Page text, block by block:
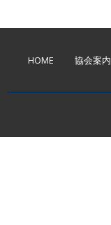
HOME 協会案内